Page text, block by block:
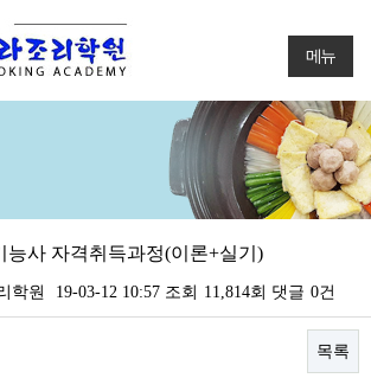
메뉴
사 자격취득과정(이론+실기)
학원 19-03-12 10:57 조회 11,814회 댓글 0건
목록